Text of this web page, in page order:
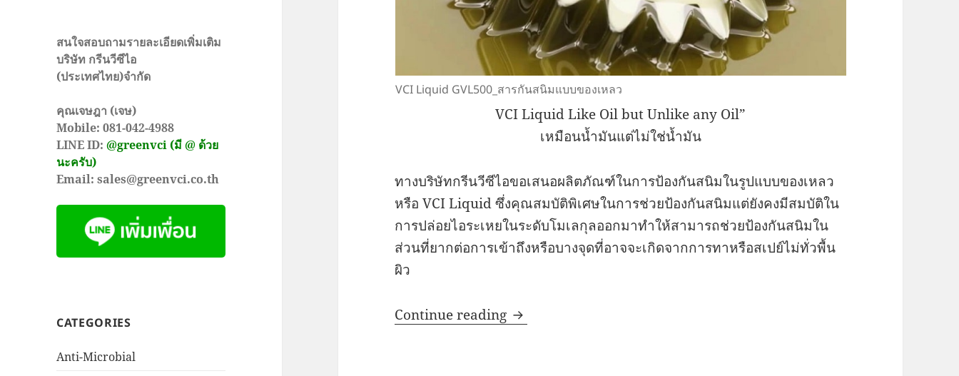
สนใจสอบถามรายละเอียดเพิ่มเติม
บริษัท กรีนวีซีไอ
(ประเทศไทย)จำกัด
คุณเจษฎา (เจษ)
Mobile: 081-042-4988
LINE ID:@greenvci (มี @ ด้วย
นะครับ)
Email: sales@greenvci.co.th
CATEGORIES
Anti-Microbial
VCI Liquid GVL500_สารกันสนิมแบบของเหลว
VCI Liquid Like Oil but Unlike any Oil”
เหมือนน้ำมันแต่ไม่ใช่น้ำมัน
ทางบริษัทกรีนวีซีไอขอเสนอผลิตภัณฑ์ในการป้องกันสนิมในรูปแบบของเหลว
หรือ VCI Liquid ซึ่งคุณสมบัติพิเศษในการช่วยป้องกันสนิมแต่ยังคงมีสมบัติใน
การปล่อยไอระเหยในระดับโมเลกุลออกมาทำให้สามารถช่วยป้องกันสนิมใน
ส่วนที่ยากต่อการเข้าถึงหรือบางจุดที่อาจจะเกิดจากการทาหรือสเปย์ไม่ทั่วพื้น
ผิว
Continue reading VCI Liquid GVL500|สารกันสนิมแบบของเหลว